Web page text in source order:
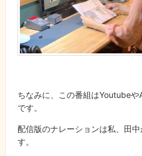
ちなみに、この番組はYoutubeや
です。
配信版のナレーションは私、田
す。